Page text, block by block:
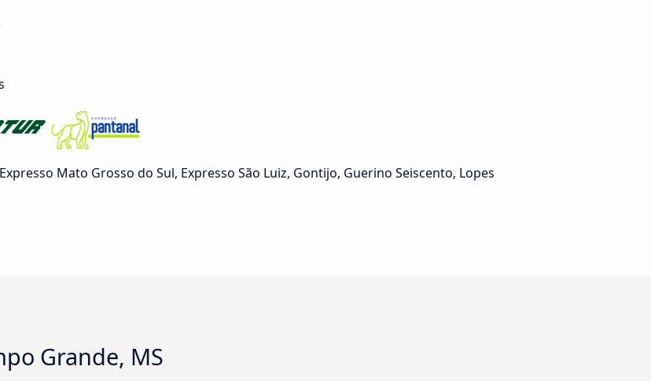
Mato Grosso do Sul, Expresso São Luiz, Gontijo, Guerino Seiscento, Lopes
Grande, MS